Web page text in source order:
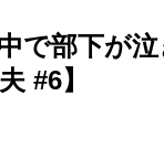
で部下が
#6】